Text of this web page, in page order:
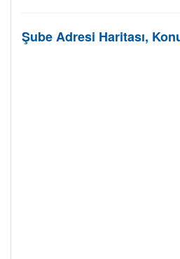
Şube Adresi Haritası,